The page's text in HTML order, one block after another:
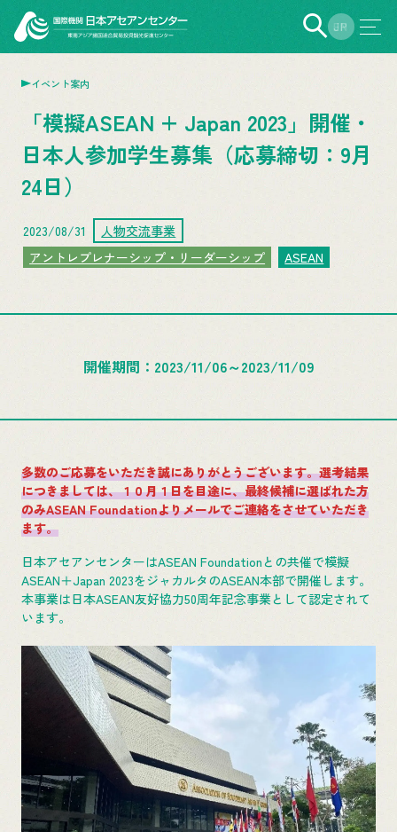
EN
JP
イベント案内
「模擬ASEAN + Japan 2023」開催・
日本人参加学生募集（応募締切：9月
24日）
2023/08/31
人物交流事業
アントレプレナーシップ・リーダーシップ
ASEAN
開催期間 2023/11/06～2023/11/09
多数のご応募をいただき誠にありがとうございます。選考結果
につきましては、１０月１日を目途に、最終候補に選ばれた方
のみASEAN Foundationよりメールでご連絡をさせていただき
ます。
日本アセアンセンターはASEAN Foundationとの共催で模擬
ASEAN＋Japan 2023をジャカルタのASEAN本部で開催します。
本事業は日本ASEAN友好協力50周年記念事業として認定されて
います。